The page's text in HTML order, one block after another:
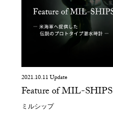
2021.10.11 Update
Feature of MIL-SHIPS
ミルシップ